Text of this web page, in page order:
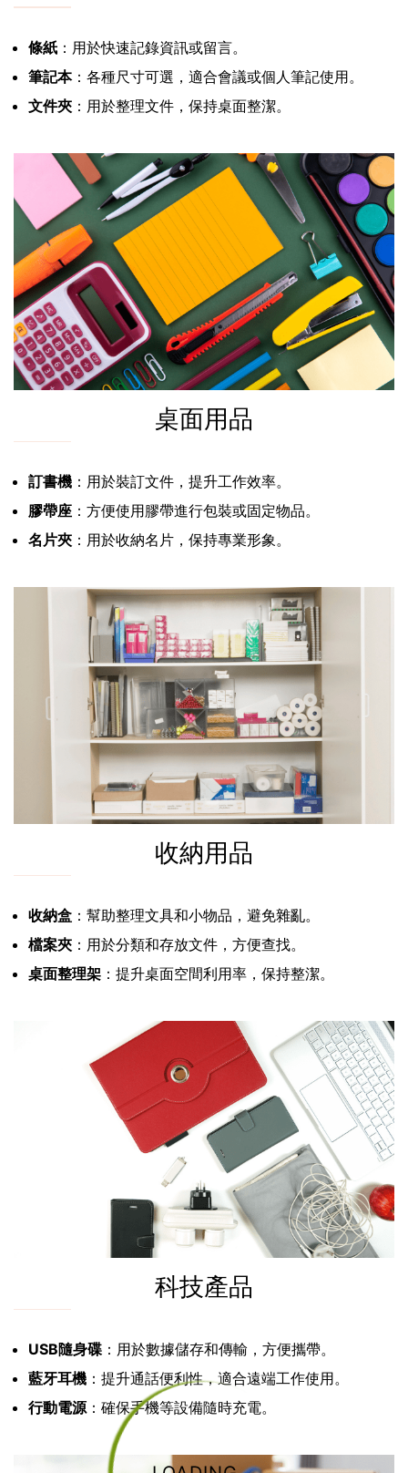
條紙 ：用於快速記錄資訊或留言。
筆記本：各種尺寸可選，適合會議或個人筆記使用。
文件夾 ：用於整理文件，保持桌面整潔。
桌面用品
訂書機 ：用於裝訂文件，提升工作效率。
膠帶座 ：方便使用膠帶進行包裝或固定物品。
名片夾 ：用於收納名片，保持專業形象。
收納用品
收納盒 ：幫助整理文具和小物品，避免雜亂。
檔案夾 ：用於分類和存放文件，方便查找。
桌面整理架 ：提升桌面空間利用率，保持整潔。
科技產品
USB隨身碟 ：用於數據儲存和傳輸，方便攜帶。
藍牙耳機 ：提升通話便利性，適合遠端工作使用。
行動電源：確保手機等設備隨時充電。